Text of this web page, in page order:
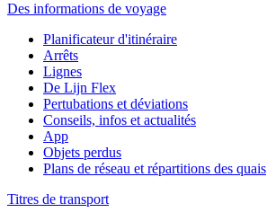
Des informations de voyage
Planificateur d'itinéraire
Arrêts
Lignes
De Lijn Flex
Pertubations et déviations
Conseils, infos et actualités
App
Objets perdus
Plans de réseau et répartitions des quais
Titres de transport